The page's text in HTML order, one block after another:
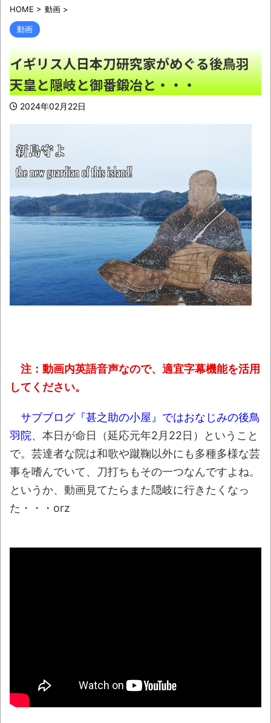
【恐怖】昔のカルピス、怖すぎる
男性は基本的に○○です」→共感殺到で拡散
やはりこれが真実なのかNEW!
【朗報】専門家「シンギュラリティは来な
い」→理由がこちら……
影された避けようがないもらい事故の瞬間。
「これは問題が悪いわ…」ある小学校の漢字
ドリル問題が中二病すぎると話題にｗｗｗｗ
NEW!
【衝撃】大分の海岸沿いにある「県道635号
線」は…海が荒れると地獄と化す
NEW!
【動画】昭和のCMさんのセンスｗｗｗｗｗ
NEW!
本物のスパイ、政府批判どころか「むしろ
政府の味方」を演じて潜伏することが判明
【朗報】秋田県、オイルマネーが転がり込
んでガチで東北最強へｗｗｗｗｗｗｗｗｗｗｗ
ｗNEW!
琵琶湖三市同時花火大会、開催中止を発
表 場所時刻不明・許可なし・交通整理なし・
市が関与否定
る職人の世界！
別にどこの誰が一日何時間睡眠だろうがど
HOME > 動画 >
動画
イギリス人日本刀研究家がめぐる後鳥羽
天皇と隠岐と御番鍛冶と・・・
2024年02月22日
注：動画内英語音声なので、適宜字幕機能を活用
してください。
サブブログ『甚之助の小屋』ではおなじみの後鳥
羽院、本日が命日（延応元年2月22日）ということ
で。芸達者な院は和歌や蹴鞠以外にも多種多様な芸
事を嗜んでいて、刀打ちもその一つなんですよね。
というか、動画見てたらまた隠岐に行きたくなっ
た・・・orz